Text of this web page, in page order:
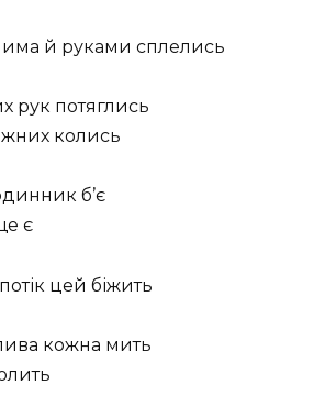
й руками сплелись
рук потяглись
колись
б’є
є
цей біжить
кожна мить